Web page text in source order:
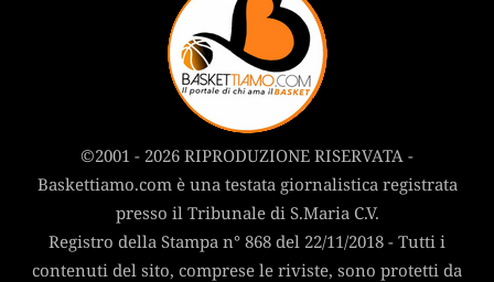
©2001 - 2026 RIPRODUZIONE RISERVATA -
Baskettiamo.com è una testata giornalistica registrata
presso il Tribunale di S.Maria C.V.
Registro della Stampa n° 868 del 22/11/2018 - Tutti i
contenuti del sito, comprese le riviste, sono protetti da